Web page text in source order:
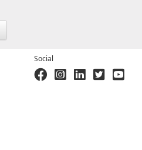
Social